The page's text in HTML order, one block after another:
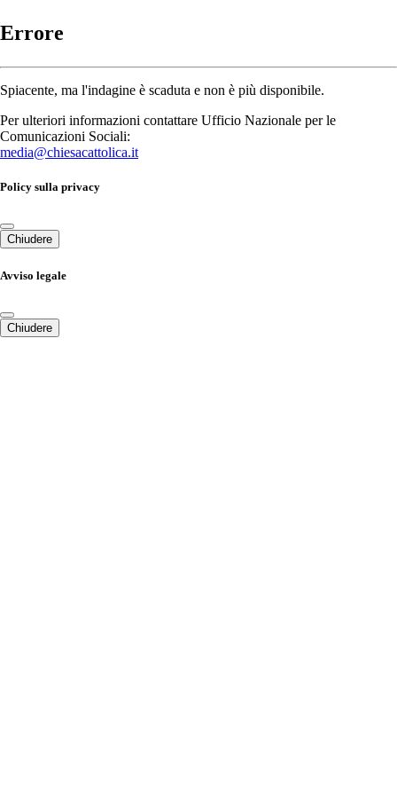
Errore
Spiacente, ma l'indagine è scaduta e non è più disponibile.
Per ulteriori informazioni contattare Ufficio Nazionale per le
Comunicazioni Sociali:
media@chiesacattolica.it
Policy sulla privacy
Chiudere
Avviso legale
Chiudere